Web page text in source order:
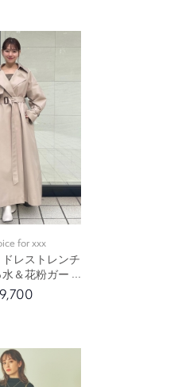
for xxx
ドレストレンチ
＆花粉ガード
工〉